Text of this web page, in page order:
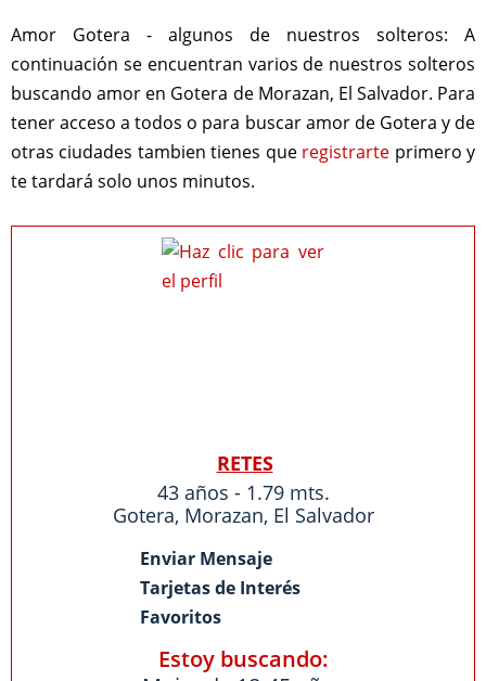
Amor Gotera - algunos de nuestros solteros: A
continuación se encuentran varios de nuestros solteros
buscando amor en Gotera de Morazan, El Salvador. Para
tener acceso a todos o para buscar amor de Gotera y de
otras ciudades tambien tienes que registrarte primero y
te tardará solo unos minutos.
RETES
43 años - 1.79 mts.
Gotera, Morazan, El Salvador
Enviar Mensaje
Tarjetas de Interés
Favoritos
Estoy buscando: